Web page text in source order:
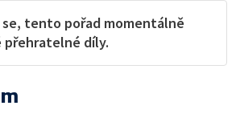
se, tento pořad momentálně
přehratelné díly.